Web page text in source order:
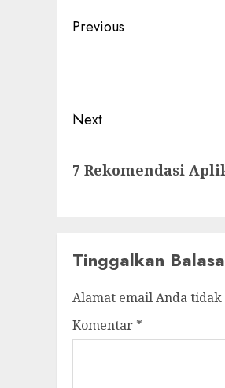
Post
Previous
Next
post:
7 Rekomendasi
Tinggalkan
Alamat email Anda
Komentar *